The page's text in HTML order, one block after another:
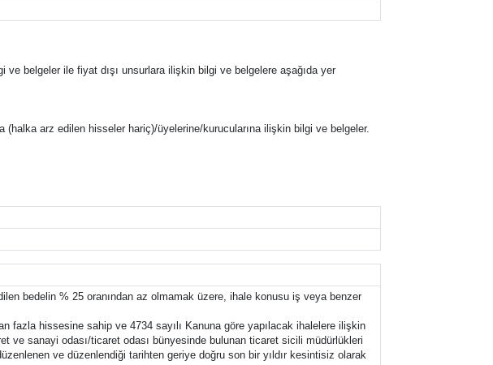
belgeler ile fiyat dışı unsurlara ilişkin bilgi ve belgelere aşağıda yer
arz edilen hisseler hariç)/üyelerine/kurucularına ilişkin bilgi ve belgeler.
bedelin % 25 oranından az olmamak üzere, ihale konusu iş veya benzer
fazla hissesine sahip ve 4734 sayılı Kanuna göre yapılacak ihalelere ilişkin
ve sanayi odası/ticaret odası bünyesinde bulunan ticaret sicili müdürlükleri
ve düzenlendiği tarihten geriye doğru son bir yıldır kesintisiz olarak